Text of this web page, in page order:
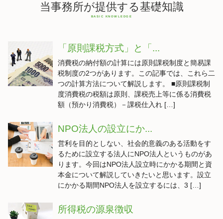
当事務所が提供する基礎知識
「原則課税方式」と「...
消費税の納付額の計算には原則課税制度と簡易課
税制度の2つがあります。この記事では、これら二
つの計算方法について解説します。 ■原則課税制
度消費税の税額は原則、課税売上等に係る消費税
額（預かり消費税）－課税仕入れ […]
NPO法人の設立にか...
営利を目的としない、社会的意義のある活動をす
るために設立する法人にNPO法人というものがあ
ります。今回はNPO法人設立時にかかる期間と資
本金について解説していきたいと思います。設立
にかかる期間NPO法人を設立するには、3 […]
所得税の源泉徴収